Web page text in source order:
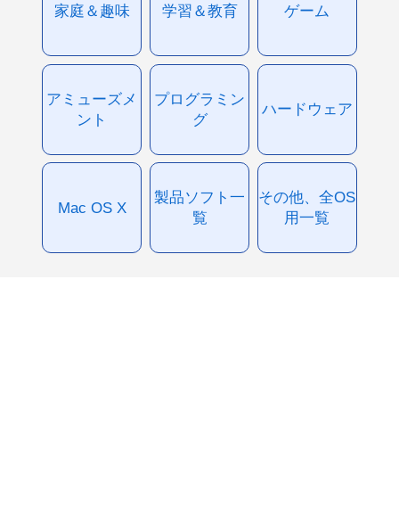
家庭＆趣味 学習＆教育 ゲーム
アミューズメ
ント
プログラミン
グ
ハードウェア
Mac OS X
製品ソフト一
覧
その他、全OS
用一覧